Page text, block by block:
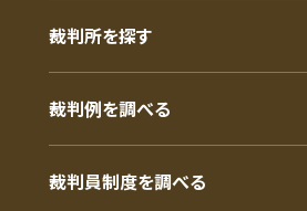
裁判所を探す
裁判例を調べる
裁判員制度を調べる